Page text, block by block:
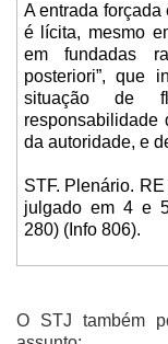
A entrada
é lícita, mesmo
em fundadas
posteriori”, que
situação de
da autoridade, e
STF. Plenário.
julgado em 4 e
280) (Info 806).
O STJ também